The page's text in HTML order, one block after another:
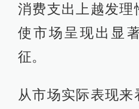
消费支出上越发理
使市场呈现出显
征。
从市场实际表现